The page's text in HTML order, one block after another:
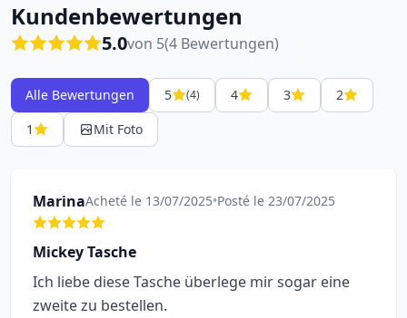
Kundenbewertungen
5.0von 5(4 Bewertungen)
Alle Bewertungen 5 (4) 4 3
2
1
Mit Foto
MarinaAcheté le 13/07/2025•Posté le 23/07/2025
Mickey Tasche
Ich liebe diese Tasche überlege mir sogar eine
zweite zu bestellen.